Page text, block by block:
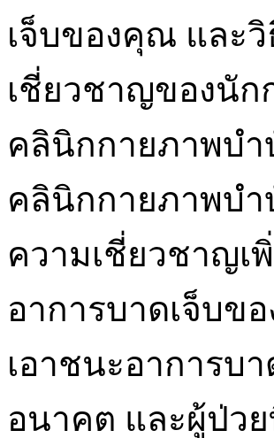
เจ็บของคุณ และ
เชี่ยวชาญของนั
คลินิกกายภาพบ
คลินิกกายภาพบ
ความเชี่ยวชาญเ
อาการบาดเจ็บข
เอาชนะอาการบ
อนาคต และผู้ป่ว